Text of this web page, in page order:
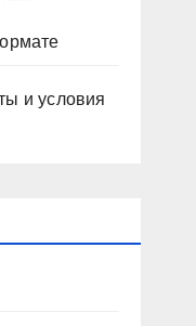
и условия